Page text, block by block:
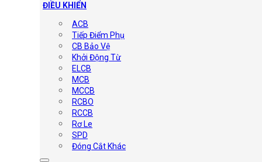
ĐIỀU KHIỂN
ACB
Tiếp Điểm Phụ
CB Bảo Vệ
Khởi Động Từ
ELCB
MCB
MCCB
RCBO
RCCB
Rơ Le
SPD
Đóng Cắt Khác